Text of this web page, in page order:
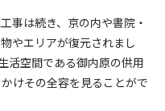
事は続き、京の内や書院・
やエリアが復元されまし
活空間である御内原の供用
けその全容を見ることがで